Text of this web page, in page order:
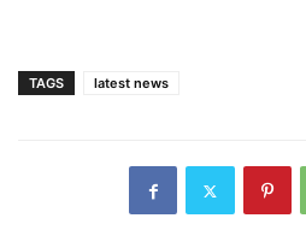
TAGS latest news